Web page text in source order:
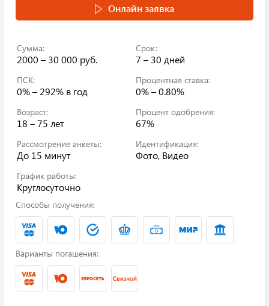
Онлайн заявка
Сумма:
2000 – 30 000 руб.
Срок:
7 – 30 дней
ПСК:
0% – 292% в год
Процентная ставка:
0% – 0.80%
Возраст:
18 – 75 лет
Процент одобрения:
67%
Рассмотрение анкеты:
До 15 минут
Идентификация:
Фото, Видео
График работы:
Круглосуточно
Способы получения:
Варианты погашения: